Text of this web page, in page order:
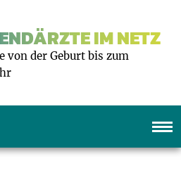
IM NETZ
von der Geburt bis zum